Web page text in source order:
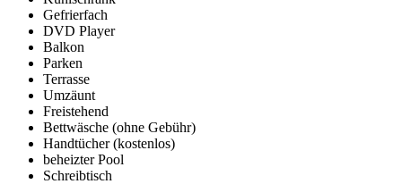
Gefrierfach
DVD Player
Balkon
Parken
Terrasse
Umzäunt
Freistehend
Bettwäsche (ohne Gebühr)
Handtücher (kostenlos)
beheizter Pool
Schreibtisch